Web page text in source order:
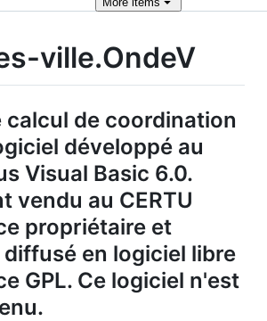
ville.OndeV
calcul de coordination
développé au
Visual Basic 6.0.
vendu au CERTU
propriétaire et
en logiciel libre
GPL. Ce logiciel n'est